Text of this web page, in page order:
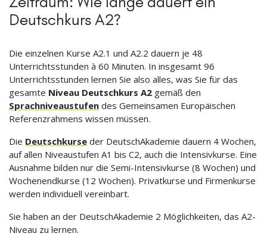
Deutschkurs A2?
Die einzelnen Kurse A2.1 und A2.2 dauern je 48
Unterrichtsstunden à 60 Minuten. In insgesamt 96
Unterrichtsstunden lernen Sie also alles, was Sie für das
gesamte Niveau Deutschkurs A2 gemäß den
Sprachniveaustufen des Gemeinsamen Europäischen
Referenzrahmens wissen müssen.
Die Deutschkurse der DeutschAkademie dauern 4 Wochen,
auf allen Niveaustufen A1 bis C2, auch die Intensivkurse. Eine
Ausnahme bilden nur die Semi-Intensivkurse (8 Wochen) und
Wochenendkurse (12 Wochen). Privatkurse und Firmenkurse
werden individuell vereinbart.
Sie haben an der DeutschAkademie 2 Möglichkeiten, das A2-
Niveau zu lernen.